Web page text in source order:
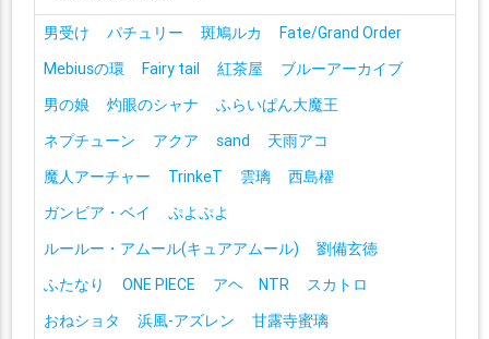
男受け パチュリー 斑鳩ルカ
Fate/Grand Order
Mebiusの環
Fairy tail 紅茶屋
ブルーアーカイブ
男の娘
灼眼のシャナ
ふらいぱん大魔王
ネプチューン
アクア sand
天雨アコ
魔人アーチャー
TrinkeT 雲璃
西島櫂
ガンビア・ベイ
ぷよぷよ
ルールー・アムール(キュアアムール)
劉備玄徳
ふたなり
ONE PIECE アヘ NTR
スカトロ
おねショタ
浜風-アズレン 甘露寺蜜璃